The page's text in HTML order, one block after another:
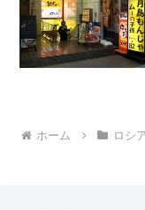
ホーム ロシ